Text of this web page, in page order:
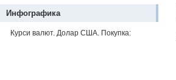
Инфографика
Курси валют. Долар США. Покупка: